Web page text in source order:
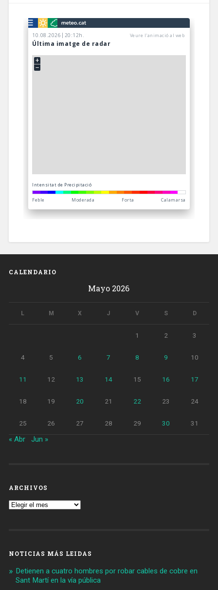
CALENDARIO
Mayo 2026
L M X J V S D
1 2 3
4 5 6 7 8 9 10
11 12 13 14 15 16 17
18 19 20 21 22 23 24
25 26 27 28 29 30 31
« Abr Jun »
ARCHIVOS
Archivos
NOTICIAS MÁS LEIDAS
Detienen a cuatro hombres por robar cables de cobre en
Sant Martí en la vía pública